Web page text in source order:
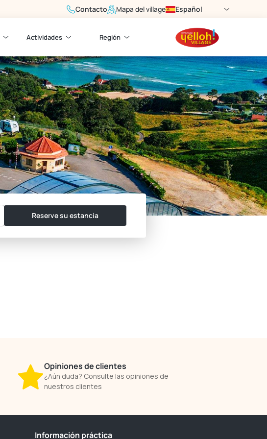
Contacto Mapa del village Español
Actividades Región
Reserve su estancia
Opiniones de clientes
¿Aún duda? Consulte las opiniones de
nuestros clientes
Información práctica